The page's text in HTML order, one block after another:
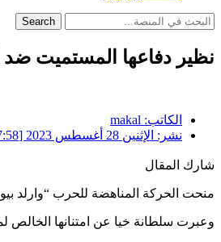
Search
نظير دفاعها المستميت ضد
الكاتب: makal
نشر: الإثنين 28 أغسطس 2023 [17:58 مساءً] بتوقيت الجزائر
شارك المقال
منحت الحركة المناهضة للحرب “وارلد
وعبرت سلطانة خيا عن امتنانها الخالص